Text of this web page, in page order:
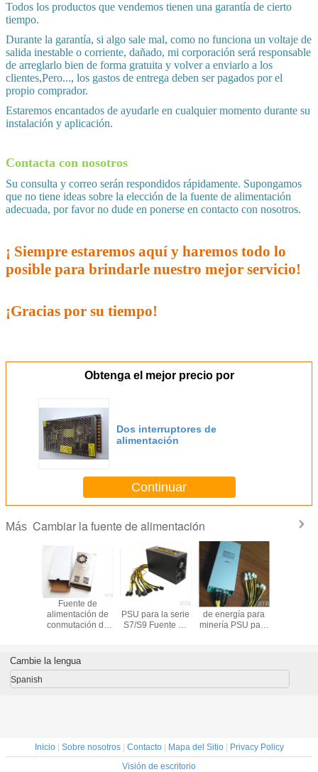
Todos los productos que vendemos tienen una garantía de cierto
tiempo.
Durante la garantía, si algo sale mal, como no funciona un voltaje de
salida inestable o corriente, dañado, mi corporación será responsable
de arreglarlo bien de forma gratuita y volver a enviarlo a los
clientes,Pero..., los gastos de entrega deben ser pagados por el
propio comprador.
Estaremos encantados de ayudarle en cualquier momento durante su
instalación y aplicación.
Contacta con nosotros
Su consulta y correo serán respondidos rápidamente. Supongamos
que no tiene ideas sobre la elección de la fuente de alimentación
adecuada, por favor no dude en ponerse en contacto con nosotros.
¡ Siempre estaremos aquí y haremos todo lo
posible para brindarle nuestro mejor servicio!
¡Gracias por su tiempo!
Obtenga el mejor precio por
Dos interruptores de
alimentación
Continuar
Más Cambiar la fuente de alimentación
Fuente de
alimentación de
conmutación de
350W 360W
400W 500W
alimentación de
ASIC AntMiner
PSU para la serie
S7/S9 Fuente de
litecoin 1800W
Potencia
1800W suministro
de energía para
minería PSU para
Cambie la lengua
Spanish
Inicio| Sobre nosotros| Contacto| Mapa del Sitio|
Privacy Policy
Visión de escritorio